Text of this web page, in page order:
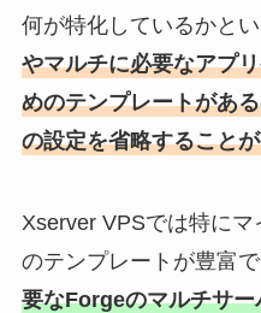
何が特化しているかとい
やマルチに必要なアプ
めのテンプレートがあ
の設定を省略すること
Xserver VPSでは特にマ
のテンプレートが豊富で
要なForgeのマルチサ